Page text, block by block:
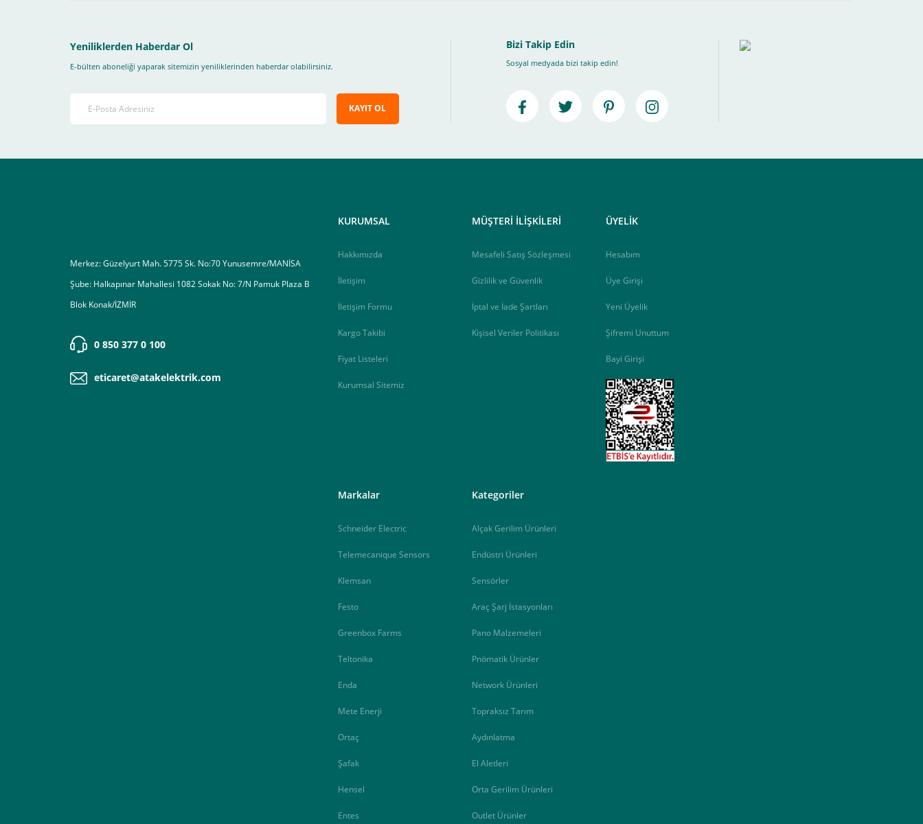
4-Son olarak siparişi vermiş olduğunuz e-posta adresinize ileteceğimiz link üzerinden tıklayarak 3D Secure güvenli ödeme ile ödemenizi tamamlayabilirsiniz ,
Yeniliklerden Haberdar Ol
E-bülten aboneliği yaparak sitemizin yeniliklerinden haberdar olabilirsiniz.
KAYIT OL
Bizi Takip Edin
Sosyal medyada bizi takip edin!
Merkez: Güzelyurt Mah. 5775 Sk. No:70 Yunusemre/MANİSA
Şube: Halkapınar Mahallesi 1082 Sokak No: 7/N Pamuk Plaza B
Blok Konak/İZMİR
0 850 377 0 100
eticaret@atakelektrik.com
KURUMSAL
Hakkımızda
İletişim
İletişim Formu
Kargo Takibi
Fiyat Listeleri
Kurumsal Sitemiz
MÜŞTERİ İLİŞKİLERİ
Mesafeli Satış Sözleşmesi
Gizlilik ve Güvenlik
İptal ve İade Şartları
Kişisel Veriler Politikası
ÜYELİK
Hesabım
Üye Girişi
Yeni Üyelik
Şifremi Unuttum
Bayi Girişi
Markalar
Schneider Electric
Telemecanique Sensors
Klemsan
Festo
Greenbox Farms
Teltonika
Enda
Mete Enerji
Ortaç
Şafak
Hensel
Entes
Kategoriler
Alçak Gerilim Ürünleri
Endüstri Ürünleri
Sensörler
Araç Şarj İstasyonları
Pano Malzemeleri
Pnömatik Ürünler
Network Ürünleri
Topraksız Tarım
Aydınlatma
El Aletleri
Orta Gerilim Ürünleri
Outlet Ürünler